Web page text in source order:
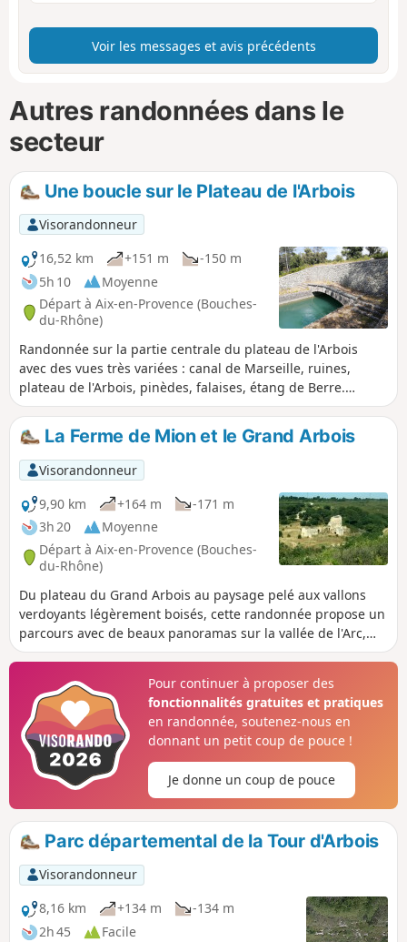
Voir les messages et avis précédents
Autres randonnées dans le
secteur
Une boucle sur le Plateau de l'Arbois
Visorandonneur
16,52 km
+151 m
-150 m
5h 10
Moyenne
Départ à Aix-en-Provence (Bouches-
du-Rhône)
Randonnée sur la partie centrale du plateau de l'Arbois
avec des vues très variées : canal de Marseille, ruines,
plateau de l'Arbois, pinèdes, falaises, étang de Berre.
Retour par le charmant vallon de Mion qui, dans cette
randonnée, est parcouru dans sa totalité.. Malgré sa
longueur, cette balade ne présente pas de difficulté et, de
plus, peut être raccourcie ou allongée.
La Ferme de Mion et le Grand Arbois
Visorandonneur
9,90 km
+164 m
-171 m
3h 20
Moyenne
Départ à Aix-en-Provence (Bouches-
du-Rhône)
Du plateau du Grand Arbois au paysage pelé aux vallons
verdoyants légèrement boisés, cette randonnée propose un
parcours avec de beaux panoramas sur la vallée de l'Arc,
Sainte-Victoire et l'Étoile.
Pour continuer à proposer des
fonctionnalités gratuites et pratiques
en randonnée, soutenez-nous en
donnant un petit coup de pouce !
Je donne un coup de pouce
Parc départemental de la Tour d'Arbois
Visorandonneur
8,16 km
+134 m
-134 m
2h 45
Facile